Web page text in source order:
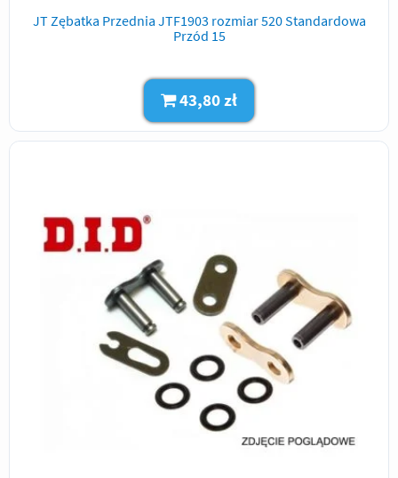
JT Zębatka Przednia JTF1903 rozmiar 520 Standardowa
Przód 15
43,80 zł